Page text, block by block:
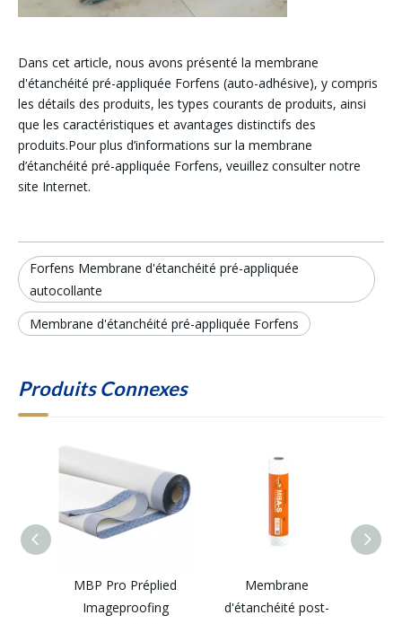
Dans cet article, nous avons présenté la membrane
d'étanchéité pré-appliquée Forfens (auto-adhésive), y compris
les détails des produits, les types courants de produits, ainsi
que les caractéristiques et avantages distinctifs des
produits.Pour plus d’informations sur la membrane
d’étanchéité pré-appliquée Forfens, veuillez consulter notre
site Internet.
Forfens Membrane d'étanchéité pré-appliquée
autocollante
Membrane d'étanchéité pré-appliquée Forfens
Produits Connexes
MBP Pro Préplied
Imageproofing
Membrane
d'étanchéité post-